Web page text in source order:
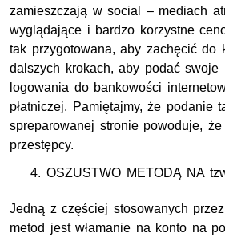
zamieszczają w social – mediach
wyglądające i bardzo korzystne
tak przygotowana, aby zachęcić
dalszych krokach, aby podać swoje
logowania do bankowości
płatniczej. Pamiętajmy, że podanie
spreparowanej stronie powoduje,
przestępcy.
OSZUSTWO METODĄ NA
Jedną z częściej stosowanych
metod jest włamanie na konto na